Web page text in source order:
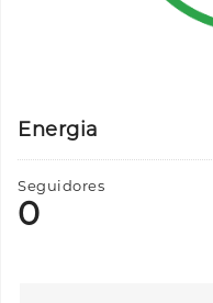
Energia
Seguidores
0